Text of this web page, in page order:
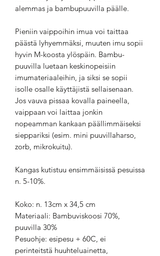
alemmas ja bambupuuvilla päälle.
Pieniin vaippoihin imua voi taittaa
päästä lyhyemmäksi, muuten imu sopii
hyvin M-koosta ylöspäin. Bambu-
puuvilla luetaan keskinopeisiin
imumateriaaleihin, ja siksi se sopii
isolle osalle käyttäjistä sellaisenaan.
Jos vauva pissaa kovalla paineella,
vaippaan voi laittaa jonkin
nopeamman kankaan päällimmäiseksi
sieppariksi (esim. mini puuvillaharso,
zorb, mikrokuitu).
Kangas kutistuu ensimmäisissä pesuissa
n. 5-10%.
Koko: n. 13cm x 34,5 cm
Materiaali: Bambuviskoosi 70%,
puuvilla 30%
Pesuohje: esipesu + 60C, ei
perinteitstä huuhteluainetta,